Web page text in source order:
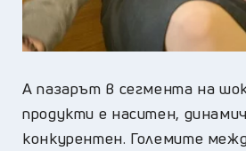
А пазарът в сегмента на
продукти е наситен,
конкурентен. Големите